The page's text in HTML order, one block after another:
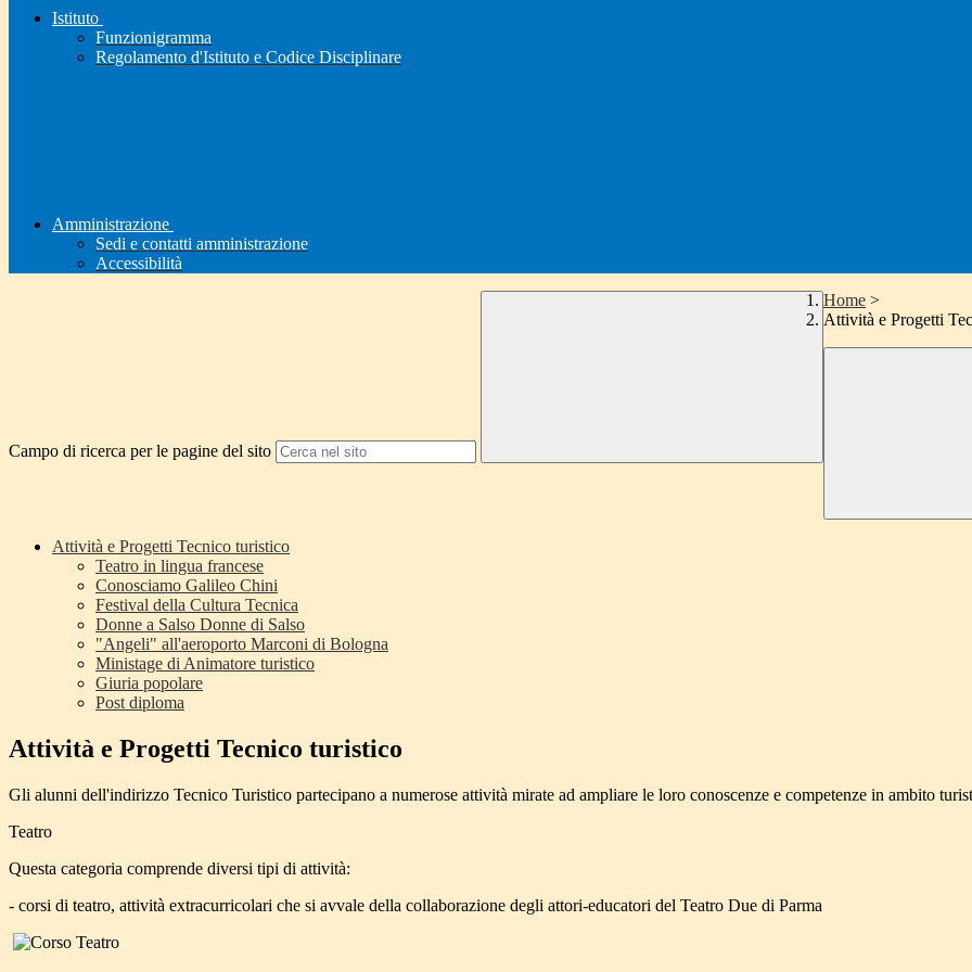
Istituto
Funzionigramma
Regolamento d'Istituto e Codice Disciplinare
Amministrazione
Sedi e contatti amministrazione
Accessibilità
Campo di ricerca per le pagine del sito
Home >
Attività e Progetti
Attività e Progetti Tecnico turistico
Teatro in lingua francese
Conosciamo Galileo Chini
Festival della Cultura Tecnica
Donne a Salso Donne di Salso
"Angeli" all'aeroporto Marconi di Bologna
Ministage di Animatore turistico
Giuria popolare
Post diploma
Attività e Progetti Tecnico turistico
Gli alunni dell'indirizzo Tecnico Turistico partecipano a numerose attività mirate ad ampliare le loro conoscenze e competenze in ambito
Teatro
Questa categoria comprende diversi tipi di attività:
- corsi di teatro, attività extracurricolari che si avvale della collaborazione degli attori-educatori del Teatro Due di Parma